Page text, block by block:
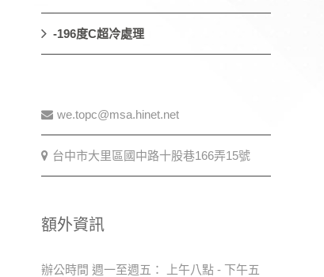
-196度C超冷處理
we.topc@msa.hinet.net
台中市大里區國中路十股巷166弄15號
額外資訊
辦公時間 週一至週五： 上午八點 - 下午五